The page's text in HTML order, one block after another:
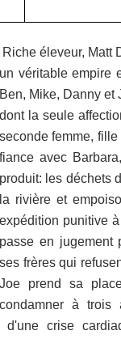
Riche éleveur, Matt
un véritable empire
Ben, Mike, Danny et
dont la seule
seconde femme,
fiance avec
produit: les déchets
la rivière et
expédition punitive
passe en jugement
ses frères qui
Joe prend sa
condamner à
d'une crise